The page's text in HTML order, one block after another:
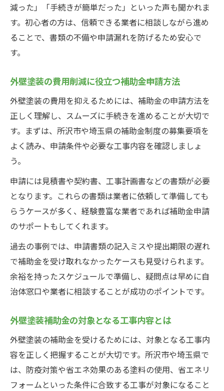
減った」「手続きが簡単だった」といった声も聞かれま
す。初心者の方は、信頼できる業者に相談しながら進め
ることで、書類の不備や申請漏れを防げるため安心で
す。
外壁塗装の費用削減に役立つ補助金申請方法
外壁塗装の費用を抑えるためには、補助金の申請方法を
正しく理解し、スムーズに手続きを進めることが大切で
す。まずは、所沢市や埼玉県の補助金制度の募集要項を
よく読み、申請条件や必要な工事内容を確認しましょ
う。
申請には見積書や契約書、工事計画書などの書類が必要
となります。これらの書類は業者に依頼して準備しても
らうケースが多く、経験豊富な業者であれば補助金申請
のサポートもしてくれます。
過去の事例では、申請書類の記入ミスや提出期限の遅れ
で補助金を受け取れなかったケースも見受けられます。
余裕を持ったスケジュールで準備し、疑問点は早めに自
治体窓口や業者に相談することが成功のポイントです。
外壁塗装補助金の対象となる工事内容とは
外壁塗装の補助金を受けるためには、対象となる工事内
容を正しく把握することが大切です。所沢市や埼玉県で
は、防疫対策や省エネ効果のある塗料の使用、省エネリ
フォームといった条件に合致する工事が対象になること